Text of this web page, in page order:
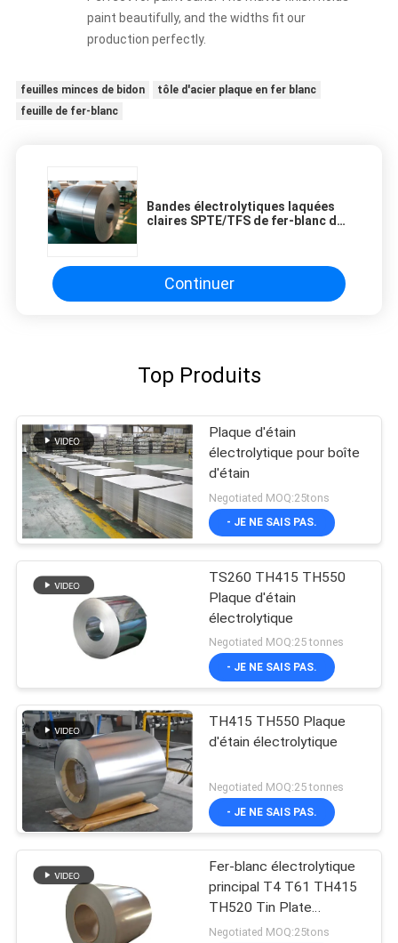
paint beautifully, and the widths fit our
production perfectly.
feuilles minces de bidon
tôle d'acier plaque en fer blanc
feuille de fer-blanc
Bandes électrolytiques laquées
claires SPTE/TFS de fer-blanc de
Continuer
Top Produits
Plaque d'étain
électrolytique pour boîte
d'étain
Negotiated MOQ:25tons
- JE NE SAIS PAS.
TS260 TH415 TH550
Plaque d'étain
électrolytique
Negotiated MOQ:25 tonnes
- JE NE SAIS PAS.
TH415 TH550 Plaque
d'étain électrolytique
Negotiated MOQ:25 tonnes
- JE NE SAIS PAS.
Fer-blanc électrolytique
principal T4 T61 TH415
TH520 Tin Plate
électrolytique SPTE TFS
Negotiated MOQ:25tons